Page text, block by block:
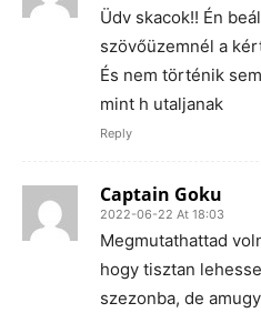
Üdv skacok!! Én
szövőüzemnél a
És nem történik
mint h utaljanak
Reply
Captain Goku
2022-06-22 At 18:03
Megmutathattad
hogy tisztan
szezonba, de